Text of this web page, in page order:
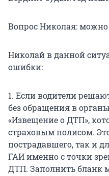
Вопрос Николая: можно
Николай в данной
ошибки:
1. Если водители
без обращения в
«Извещение о ДТП»,
страховым полисом.
пострадавшего, так и
ГАИ именно с точки
ДТП. Заполнить бланк